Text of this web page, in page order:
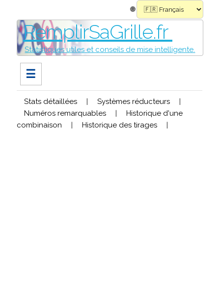
🌐
RemplirSaGrille.fr
Statistiques utiles et conseils de mise intelligente.
☰
Stats détaillées | Systèmes réducteurs
|
Numéros remarquables
|
Historique d'une
combinaison
| Historique des tirages |